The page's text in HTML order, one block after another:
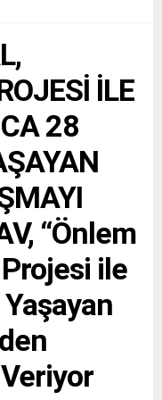
İLE
28
“Önlem
ile